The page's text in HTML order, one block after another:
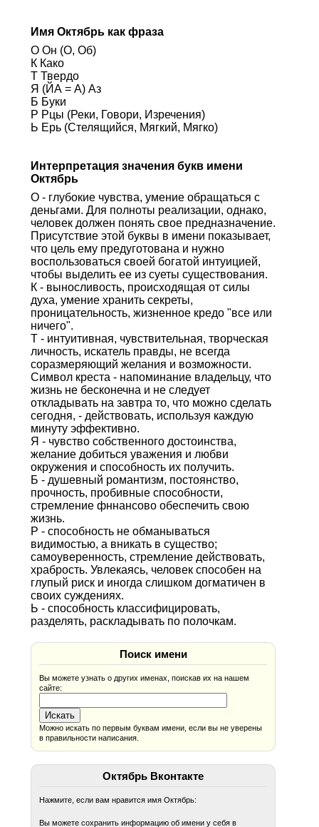
Имя Октябрь как фраза
О Он (О, Об)
К Како
Т Твердо
Я (ЙА = А) Аз
Б Буки
Р Рцы (Реки, Говори, Изречения)
Ь Ерь (Стелящийся, Мягкий, Мягко)
Интерпретация значения букв имени
Октябрь
О - глубокие чувства, умение обращаться с
деньгами. Для полноты реализации, однако,
человек должен понять свое предназначение.
Присутствие этой буквы в имени показывает,
что цель ему предуготована и нужно
воспользоваться своей богатой интуицией,
чтобы выделить ее из суеты существования.
К - выносливость, происходящая от силы
духа, умение хранить секреты,
проницательность, жизненное кредо "все или
ничего".
Т - интуитивная, чувствительная, творческая
личность, искатель правды, не всегда
соразмеряющий желания и возможности.
Символ креста - напоминание владельцу, что
жизнь не бесконечна и не следует
откладывать на завтра то, что можно сделать
сегодня, - действовать, используя каждую
минуту эффективно.
Я - чувство собственного достоинства,
желание добиться уважения и любви
окружения и способность их получить.
Б - душевный романтизм, постоянство,
прочность, пробивные способности,
стремление фннансово обеспечить свою
жизнь.
Р - способность не обманываться
видимостью, а вникать в существо;
самоуверенность, стремление действовать,
храбрость. Увлекаясь, человек способен на
глупый риск и иногда слишком догматичен в
своих суждениях.
Ь - способность классифицировать,
разделять, раскладывать по полочкам.
Поиск имени
Вы можете узнать о других именах, поискав их на нашем
сайте:
Можно искать по первым буквам имени, если вы не уверены
в правильности написания.
Октябрь Вконтакте
Нажмите, если вам нравится имя Октябрь:
Вы можете сохранить информацию об имени у себя в